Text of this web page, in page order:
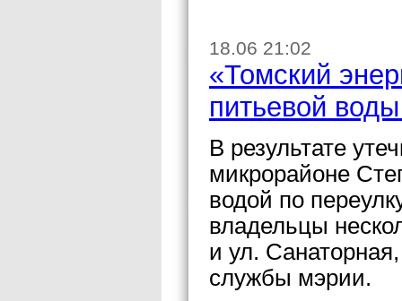
18.06 21:02
«Томский
питьевой
В результате
микрорайоне
водой по
владельцы
и ул.
службы мэрии.